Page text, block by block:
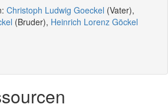
Christoph Ludwig Goeckel (Vater),
(Bruder), Heinrich Lorenz Göckel